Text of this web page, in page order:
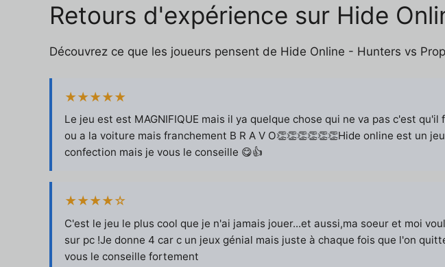
Retours d'expérience sur Hide
Découvrez ce que les joueurs pensent de Hide Online - Hunters vs
★★★★★
Le jeu est est MAGNIFIQUE mais il ya quelque chose qui ne va pas c'est
ou a la voiture mais franchement B R A V O👏👏👏👏👏👏Hide online est un
confection mais je vous le conseille 😋👍
★★★★☆
C'est le jeu le plus cool que je n'ai jamais jouer...et aussi,ma soeur et moi
sur pc !Je donne 4 car c un jeux génial mais juste à chaque fois que l'on
vous le conseille fortement